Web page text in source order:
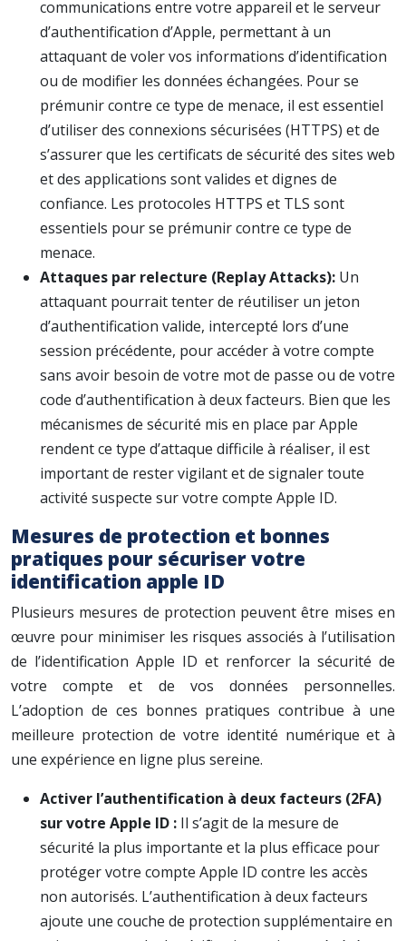
communications entre votre appareil et le serveur
d’authentification d’Apple, permettant à un
attaquant de voler vos informations d’identification
ou de modifier les données échangées. Pour se
prémunir contre ce type de menace, il est essentiel
d’utiliser des connexions sécurisées (HTTPS) et de
s’assurer que les certificats de sécurité des sites web
et des applications sont valides et dignes de
confiance. Les protocoles HTTPS et TLS sont
essentiels pour se prémunir contre ce type de
menace.
Attaques par relecture (Replay Attacks): Un
attaquant pourrait tenter de réutiliser un jeton
d’authentification valide, intercepté lors d’une
session précédente, pour accéder à votre compte
sans avoir besoin de votre mot de passe ou de votre
code d’authentification à deux facteurs. Bien que les
mécanismes de sécurité mis en place par Apple
rendent ce type d’attaque difficile à réaliser, il est
important de rester vigilant et de signaler toute
activité suspecte sur votre compte Apple ID.
Mesures de protection et bonnes
pratiques pour sécuriser votre
identification apple ID
Plusieurs mesures de protection peuvent être mises en
œuvre pour minimiser les risques associés à l’utilisation
de l’identification Apple ID et renforcer la sécurité de
votre compte et de vos données personnelles.
L’adoption de ces bonnes pratiques contribue à une
meilleure protection de votre identité numérique et à
une expérience en ligne plus sereine.
Activer l’authentification à deux facteurs (2FA)
sur votre Apple ID : Il s’agit de la mesure de
sécurité la plus importante et la plus efficace pour
protéger votre compte Apple ID contre les accès
non autorisés. L’authentification à deux facteurs
ajoute une couche de protection supplémentaire en